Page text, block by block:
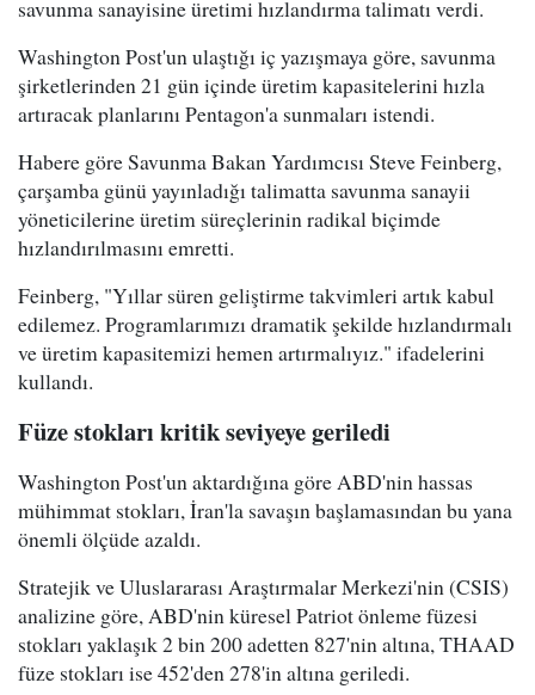
savunma sanayisine üretimi hızlandırma talimatı verdi.
Washington Post'un ulaştığı iç yazışmaya göre, savunma
şirketlerinden 21 gün içinde üretim kapasitelerini hızla
artıracak planlarını Pentagon'a sunmaları istendi.
Habere göre Savunma Bakan Yardımcısı Steve Feinberg,
çarşamba günü yayınladığı talimatta savunma sanayii
yöneticilerine üretim süreçlerinin radikal biçimde
hızlandırılmasını emretti.
Feinberg, "Yıllar süren geliştirme takvimleri artık kabul
edilemez. Programlarımızı dramatik şekilde hızlandırmalı
ve üretim kapasitemizi hemen artırmalıyız." ifadelerini
kullandı.
Füze stokları kritik seviyeye geriledi
Washington Post'un aktardığına göre ABD'nin hassas
mühimmat stokları, İran'la savaşın başlamasından bu yana
önemli ölçüde azaldı.
Stratejik ve Uluslararası Araştırmalar Merkezi'nin (CSIS)
analizine göre, ABD'nin küresel Patriot önleme füzesi
stokları yaklaşık 2 bin 200 adetten 827'nin altına, THAAD
füze stokları ise 452'den 278'in altına geriledi.